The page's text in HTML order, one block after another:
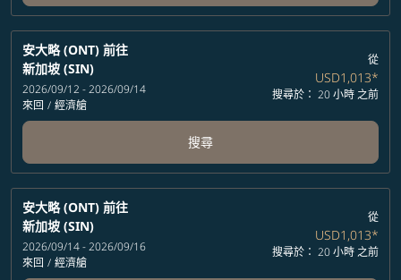
安大略 (ONT) 前往
新加坡 (SIN)
2026/09/12 - 2026/09/14
來回 / 經濟艙
從
USD1,013*
搜尋於： 20 小時 之前
搜尋
安大略 (ONT) 前往
新加坡 (SIN)
2026/09/14 - 2026/09/16
來回 / 經濟艙
從
USD1,013*
搜尋於： 20 小時 之前